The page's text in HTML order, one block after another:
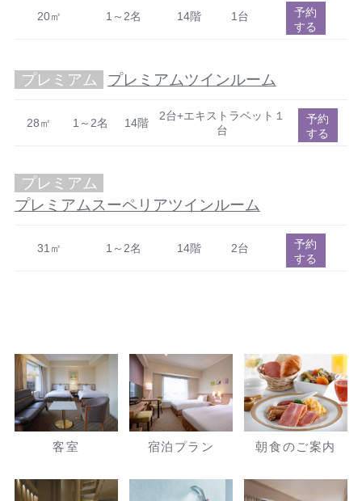
20㎡ 1～2名 14階 1台
予約
する
プレミアム プレミアムツインルーム
28㎡ 1～2名 14階
2台+エキストラベット１
台
予約
する
プレミアム
プレミアムスーペリアツインルーム
31㎡ 1～2名 14階 2台
予約
する
客室 宿泊プラン 朝食のご案内